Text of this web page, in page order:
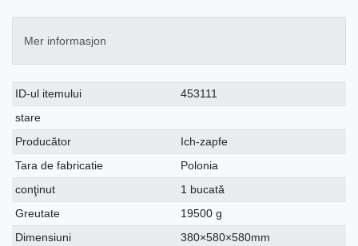
Mer informasjon
Ceres::Template.singleItemTechnicalDataAttribute
Ceres::Template.singleItemTechnicalDataValue
ID-ul itemului
453111
stare
Producător
Ich-zapfe
Tara de fabricatie
Polonia
conţinut
1 bucată
Greutate
19500 g
Dimensiuni
380×580×580mm